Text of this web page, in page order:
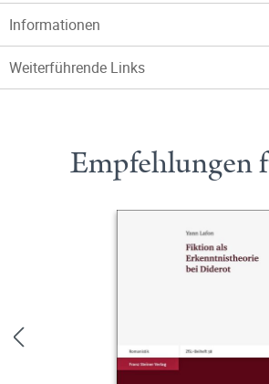
Informationen
Weiterführende Links
Empfehlungen